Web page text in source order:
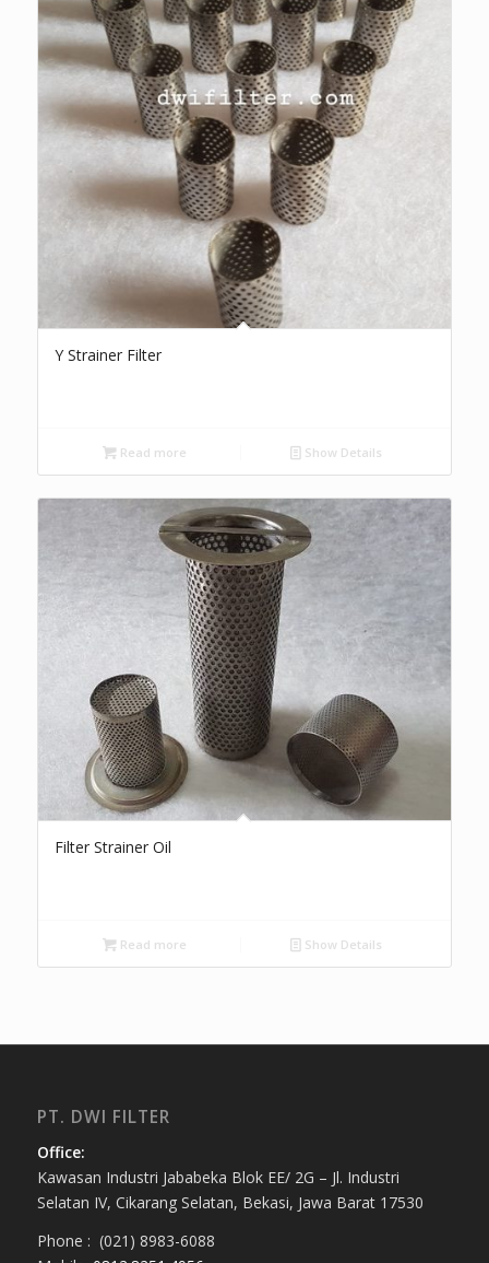
Y Strainer Filter
Read more Show Details
Filter Strainer Oil
Read more Show Details
PT. DWI FILTER
Office:
Kawasan Industri Jababeka Blok EE/ 2G – Jl. Industri
Selatan IV, Cikarang Selatan, Bekasi, Jawa Barat 17530
Phone : (021) 8983-6088